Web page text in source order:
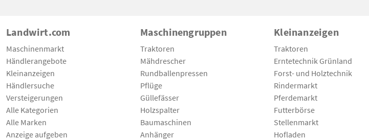
Landwirt.com
Maschinenmarkt
Händlerangebote
Kleinanzeigen
Händlersuche
Versteigerungen
Alle Kategorien
Alle Marken
Anzeige aufgeben
Maschinengruppen
Traktoren
Mähdrescher
Rundballenpressen
Pflüge
Güllefässer
Holzspalter
Baumaschinen
Anhänger
Kleinanzeigen
Traktoren
Erntetechnik Grünland
Forst- und Holztechnik
Rindermarkt
Pferdemarkt
Futterbörse
Stellenmarkt
Hofladen